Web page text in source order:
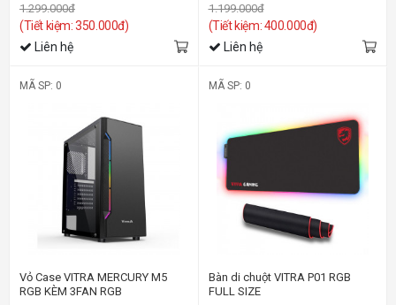
1.299.000đ
(Tiết kiệm: 350.000đ)
Liên hệ
1.199.000đ
(Tiết kiệm: 400.000đ)
Liên hệ
MÃ SP: 0
Vỏ Case VITRA MERCURY M5
RGB KÈM 3FAN RGB
MÃ SP: 0
Bàn di chuột VITRA P01 RGB
FULL SIZE